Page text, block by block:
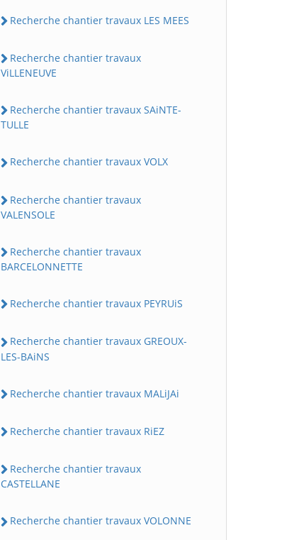
Recherche chantier travaux LES MEES
Recherche chantier travaux
ViLLENEUVE
Recherche chantier travaux SAiNTE-
TULLE
Recherche chantier travaux VOLX
Recherche chantier travaux
VALENSOLE
Recherche chantier travaux
BARCELONNETTE
Recherche chantier travaux PEYRUiS
Recherche chantier travaux GREOUX-
LES-BAiNS
Recherche chantier travaux MALiJAi
Recherche chantier travaux RiEZ
Recherche chantier travaux
CASTELLANE
Recherche chantier travaux VOLONNE